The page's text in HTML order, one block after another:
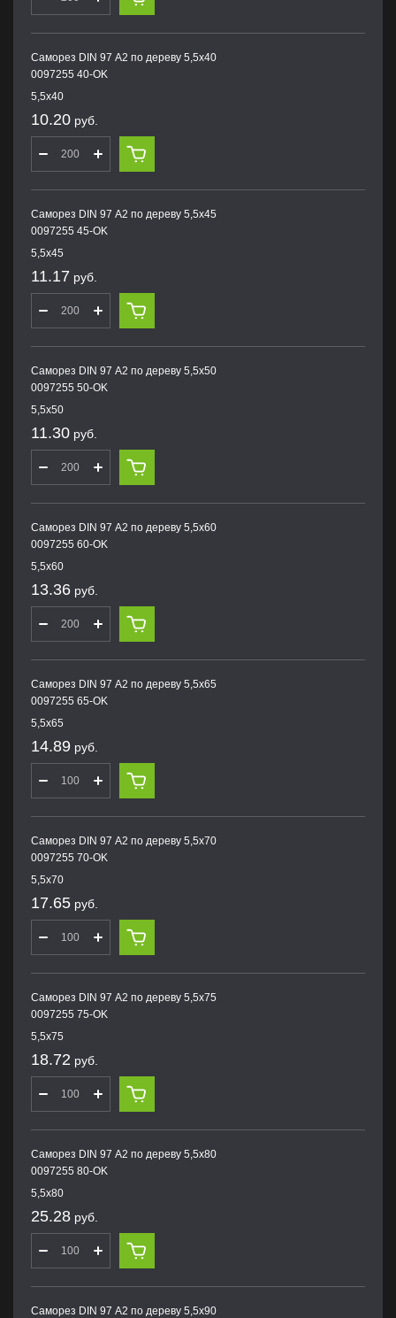
Саморез DIN 97 А2 по дереву 5,5х40
0097255 40-OK
5,5х40
10.20 руб.
Саморез DIN 97 А2 по дереву 5,5х45
0097255 45-OK
5,5х45
11.17 руб.
Саморез DIN 97 А2 по дереву 5,5х50
0097255 50-OK
5,5х50
11.30 руб.
Саморез DIN 97 А2 по дереву 5,5х60
0097255 60-OK
5,5х60
13.36 руб.
Саморез DIN 97 А2 по дереву 5,5х65
0097255 65-OK
5,5х65
14.89 руб.
Саморез DIN 97 А2 по дереву 5,5х70
0097255 70-OK
5,5х70
17.65 руб.
Саморез DIN 97 А2 по дереву 5,5х75
0097255 75-OK
5,5х75
18.72 руб.
Саморез DIN 97 А2 по дереву 5,5х80
0097255 80-OK
5,5х80
25.28 руб.
Саморез DIN 97 А2 по дереву 5,5х90